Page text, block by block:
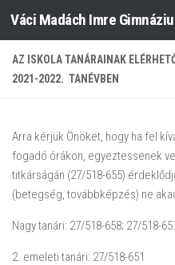
Skip to content
Váci Madách Imre
AZ ISKOLA TANÁRAINAK
2021-2022. TANÉVBEN
Arra kérjük Önöket, hogy ha fel
fogadó órákon, egyeztessenek
titkárságán (27/518-655)
(betegség, továbbképzés) ne
Nagy tanári: 27/518-658; 27/518-
2. emeleti tanári: 27/518-651